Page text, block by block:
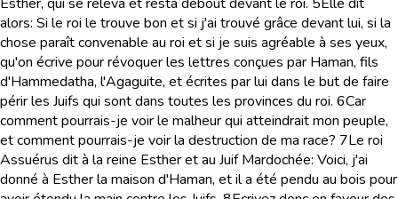
alors: Si le roi le trouve bon et si j'ai trouvé grâce devant lui, si la
chose paraît convenable au roi et si je suis agréable à ses yeux,
qu'on écrive pour révoquer les lettres conçues par Haman, fils
d'Hammedatha, l'Agaguite, et écrites par lui dans le but de faire
périr les Juifs qui sont dans toutes les provinces du roi. 6Car
comment pourrais-je voir le malheur qui atteindrait mon peuple,
et comment pourrais-je voir la destruction de ma race? 7Le roi
Assuérus dit à la reine Esther et au Juif Mardochée: Voici, j'ai
donné à Esther la maison d'Haman, et il a été pendu au bois pour